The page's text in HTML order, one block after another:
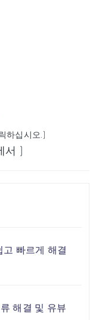
하십시오.)
서 )
빠르게 해결
해결 및 유뷰